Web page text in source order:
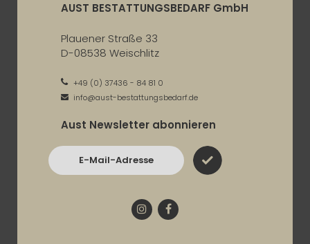
AUST BESTATTUNGSBEDARF GmbH
Plauener Straße 33
D-08538 Weischlitz
+49 (0) 37436 - 84 81 0
info@aust-bestattungsbedarf.de
Aust Newsletter abonnieren
E-Mail-Adresse
InstagramFacebook